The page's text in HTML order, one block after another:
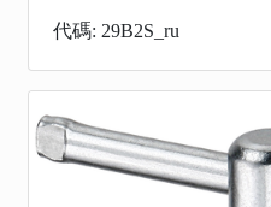
代碼: 29B2S_ru